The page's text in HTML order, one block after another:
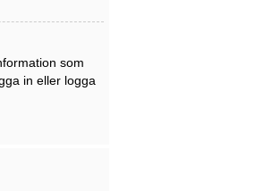
som
in eller logga